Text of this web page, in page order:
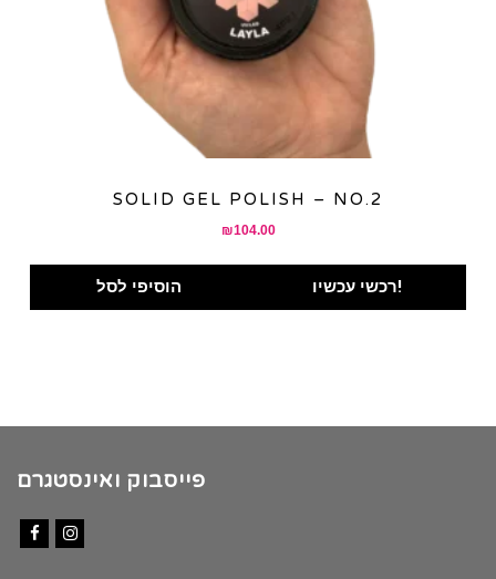
SOLID GEL POLISH – NO.2
₪104.00
הוסיפי לסל רכשי עכשיו!
פייסבוק ואינסטגרם